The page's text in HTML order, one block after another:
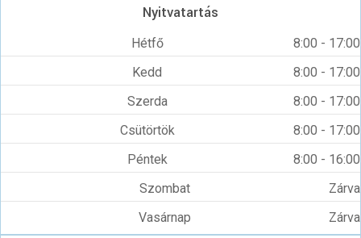
Nyitvatartás
Hétfő
8:00 - 17:00
Kedd
8:00 - 17:00
Szerda
8:00 - 17:00
Csütörtök
8:00 - 17:00
Péntek
8:00 - 16:00
Szombat
Zárva
Vasárnap
Zárva